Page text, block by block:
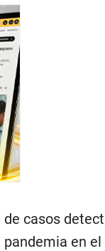
casos
en el